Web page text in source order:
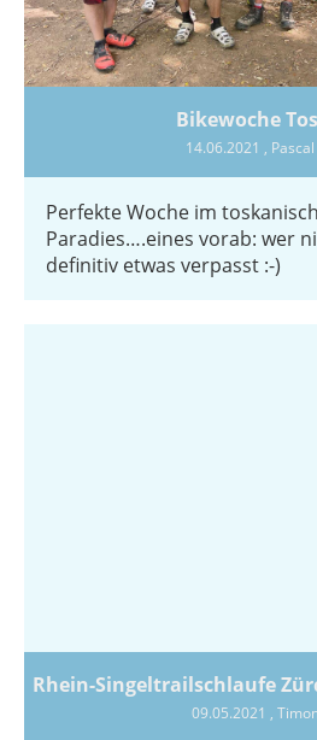
Bikewoche
14.06.2021 ,
Perfekte Woche im
Paradies….eines vorab: wer
definitiv etwas verpasst :-)
Rhein-Singeltrailschlaufe
09.05.2021 ,